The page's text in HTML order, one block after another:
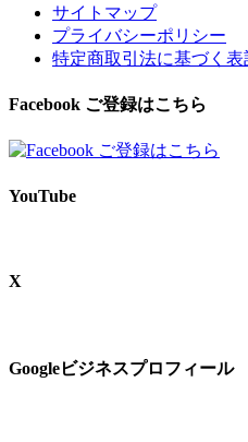
サイトマップ
プライバシーポリシー
特定商取引法に基づく表
Facebook ご登録はこちら
YouTube
X
Googleビジネスプロフィール